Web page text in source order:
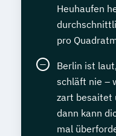
Heuhaufen
pro
Berlin ist
schläft nie –
zart besaitet
dann kann
mal